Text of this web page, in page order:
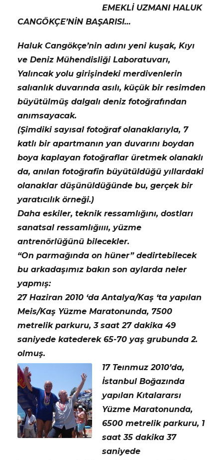
EMEKLİ UZMANI HALUK
CANGÖKÇE’NİN BAŞARISI…
Haluk Cangökçe’nin adını yeni kuşak, Kıyı
ve Deniz Mühendisliği Laboratuvarı,
Yalıncak yolu girişindeki merdivenlerin
salıanlık duvarında asılı, küçük bir resimden
büyütülmüş dalgalı deniz fotoğrafından
anımsayacak.
(Şimdiki sayısal fotoğraf olanaklarıyla, 7
katlı bir apartmanın yan duvarını boydan
boya kaplayan fotoğraflar üretmek olanaklı
da, anılan fotoğrafin büyütüldüğü yıllardaki
olanaklar düşünüldüğünde bu, gerçek bir
yaratıcılık örneği.)
Daha eskiler, teknik ressamlığını, dostları
sanatsal ressamlığıııı, yüzme
antrenörlüğünü bilecekler.
“On parmağında on hüner” dedirtebilecek
bu arkadaşımız bakın son aylarda neler
yapmış:
27 Haziran 2010 ‘da Antalya/Kaş ‘ta yapılan
Meis/Kaş Yüzme Maratonunda, 7500
metrelik parkuru, 3 saat 27 dakika 49
saniyede katederek 65-70 yaş grubunda 2.
olmuş.
17 Teınmuz 2010’da,
İstanbul Boğazında
yapılan Kıtalararsı
Yüzme Maratonunda,
6500 metrelik parkuru, 1
saat 35 dakika 37
saniyede